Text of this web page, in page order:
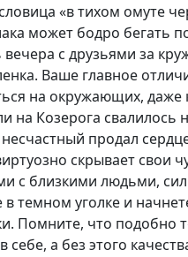
«в тихом омуте
может бодро бегать
с друзьями за
Ваше главное
на окружающих, даже
Козерога свалилось
несчастный продал
скрывает свои
с близкими людьми,
темном уголке и
Помните, что подобно
а без этого